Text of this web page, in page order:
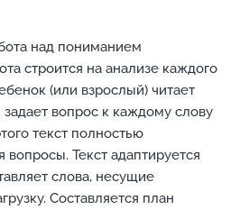
над пониманием
строится на анализе каждого
(или взрослый) читает
вопрос к каждому слову
текст полностью
вопросы. Текст адаптируется
слова, несущие
Составляется план